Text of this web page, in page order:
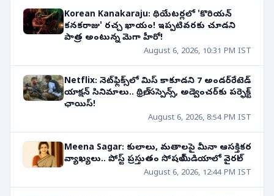
Korean Kanakaraju: థియేటర్లలో 'కొరియన్
కనకరాజు' రచ్చ ఖాయం! ఇప్పటివరకు చూడని
పాత్ర అంటున్న మెగా హీరో!
August 6, 2026, 10:31 PM IST
Netflix: నెట్‌ఫ్లిక్స్‌లో మిస్ కాకూడని 7 అండర్‌రేటెడ్
యాక్షన్ సినిమాలు.. థ్రిల్, సస్పెన్స్, అడ్వెంచర్‌కు పర్ఫెక్ట్
ఛాయిస్!
August 6, 2026, 8:54 PM IST
Meena Sagar: కులాలు, మతాలపై మీనా ఆసక్తికర
వ్యాఖ్యలు.. పోస్ట్ ప్రస్తుతం సోషల్ మీడియాలో వైరల్!
August 6, 2026, 12:44 PM IST